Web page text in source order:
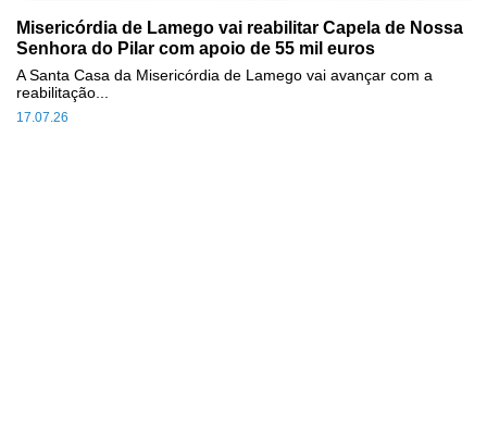
Misericórdia de Lamego vai reabilitar Capela de Nossa
Senhora do Pilar com apoio de 55 mil euros
17.07.26
A Santa Casa da Misericórdia de Lamego vai avançar com a
reabilitação...